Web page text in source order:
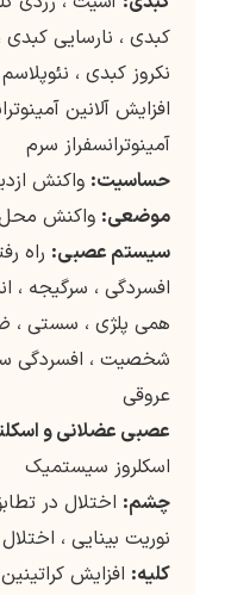
کبدی ، نارسایی
نکروز کبدی ،
افزایش آلانین
آمینوترانسفراز سرم
حساسیت: واکنش
موضعی: واکنش محل
سیستم عصبی: راه
افسردگی ، سرگیجه ،
همی پلژی ، سستی ،
شخصیت ، افسردگی
عروقی
عصبی عضلانی و
اسکلروز سیستمیک
چشم: اختلال در
نوریت بینایی ،
کلیه: افزایش